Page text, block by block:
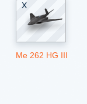
X
Me 262 HG III